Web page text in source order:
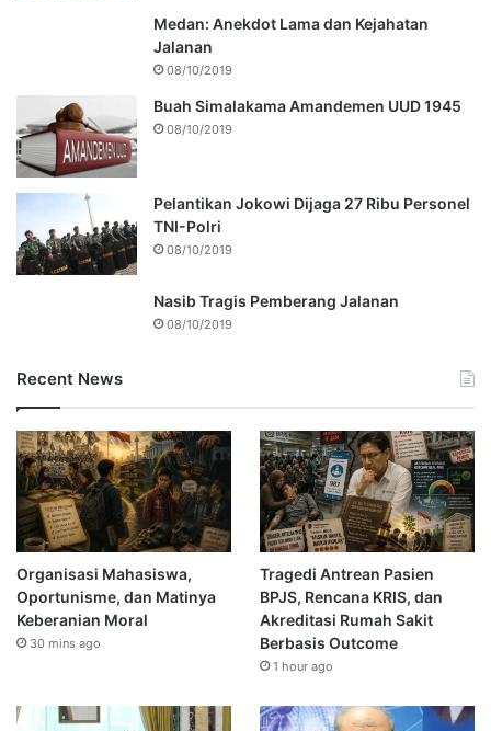
Medan: Anekdot Lama dan Kejahatan
Jalanan
08/10/2019
Buah Simalakama Amandemen UUD 1945
08/10/2019
Pelantikan Jokowi Dijaga 27 Ribu Personel
TNI-Polri
08/10/2019
Nasib Tragis Pemberang Jalanan
08/10/2019
Recent News
Organisasi Mahasiswa,
Oportunisme, dan Matinya
Keberanian Moral
30 mins ago
Tragedi Antrean Pasien
BPJS, Rencana KRIS, dan
Akreditasi Rumah Sakit
Berbasis Outcome
1 hour ago